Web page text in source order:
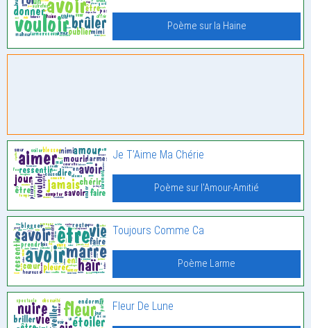
Poème sur la Haine
Je T’Aime Ma Chérie
Poème sur l'Amour-Amitié
Toujours Comme Ca
Poème Larme
Fleur De Lune